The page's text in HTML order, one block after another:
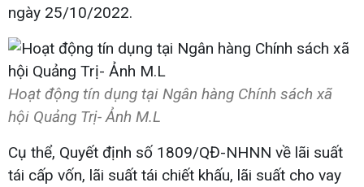
ngày 25/10/2022.
Hoạt động tín dụng tại Ngân hàng Chính sách xã
hội Quảng Trị- Ảnh M.L​
Cụ thể, Quyết định số 1809/QĐ-NHNN về lãi suất
tái cấp vốn, lãi suất tái chiết khấu, lãi suất cho vay